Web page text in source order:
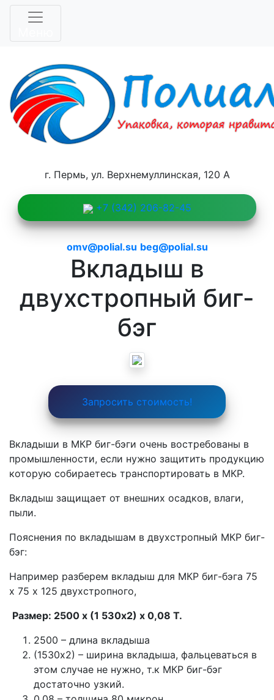
1111
г. Пермь, ул. Верхнемуллинская, 120 А
+7 (342) 206-82-45
omv@polial.su beg@polial.su
Вкладыш в
двухстропный биг-
бэг
Запросить стоимость!
Вкладыши в МКР биг-бэги очень востребованы в
промышленности, если нужно защитить продукцию
которую собираетесь транспортировать в МКР.
Вкладыш защищает от внешних осадков, влаги,
пыли.
Пояснения по вкладышам в двухстропный МКР биг-
бэг:
Например разберем вкладыш для МКР биг-бэга 75
х 75 х 125 двухстропного,
Размер: 2500 х (1 530х2) х 0,08 Т.
2500 – длина вкладыша
(1530х2) – ширина вкладыша, фальцеваться в
этом случае не нужно, т.к МКР биг-бэг
достаточно узкий.